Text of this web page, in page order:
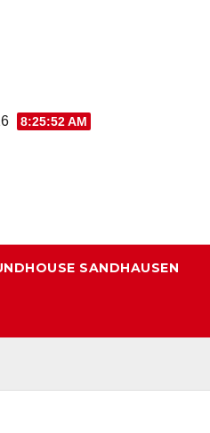
8:25:53 AM
SANDHAUSEN